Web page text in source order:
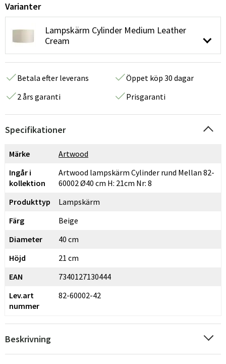
Varianter
Lampskärm Cylinder Medium Leather
Cream
Betala efter leverans
Öppet köp 30 dagar
2 års garanti
Prisgaranti
Specifikationer
Märke
Artwood
Ingår i
kollektion
Artwood lampskärm Cylinder rund Mellan 82-
60002 Ø40 cm H: 21cm Nr: 8
Produkttyp
Lampskärm
Färg
Beige
Diameter
40 cm
Höjd
21 cm
EAN
7340127130444
Lev.art
nummer
82-60002-42
Beskrivning